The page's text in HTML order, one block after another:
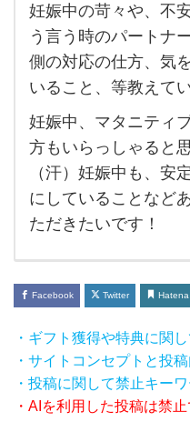
妊娠
中の
苛々
や、
不安
定な
時の
気持
た
そ
う言
う時
の
妊娠中の苛々や、不
う言う時のパートナ
側の対応の仕方、気
いること、等教えて
妊娠中、マタニティ
方もいらっしゃると
（汗）妊娠中も、安
にしていることなど
ただきたいです！
Facebook Twitter Hatena
・ギフト獲得や特典に関
・サイトコンセプトと投
・投稿に関して禁止キー
・AIを利用した投稿は禁